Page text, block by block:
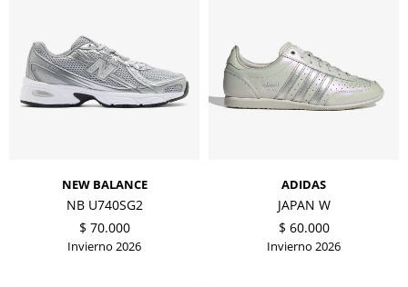
NEW BALANCE
NB U740SG2
$ 70.000
Invierno 2026
ADIDAS
JAPAN W
$ 60.000
Invierno 2026